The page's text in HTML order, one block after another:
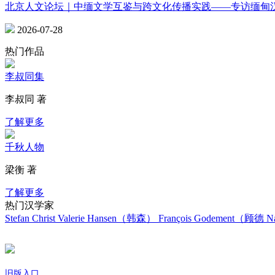
北京人文论坛｜中缅文学互鉴与跨文化传播实践——专访缅甸
2026-07-28
热门作品
李叔同集
李叔同 著
了解更多
千秋人物
梁衡 著
了解更多
热门汉学家
Stefan Christ Valerie Hansen（韩森） François Godement（顾德